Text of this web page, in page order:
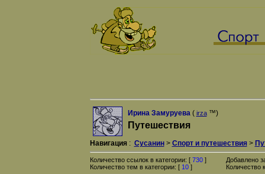
Ирина Замуруева( irza™)
Путешествия
Навигация: Сусанин> Спорт и путешествия>
Количество ссылок в категории: [ 730]
Количество тем в категории: [ 10]
Добавлено
Количество